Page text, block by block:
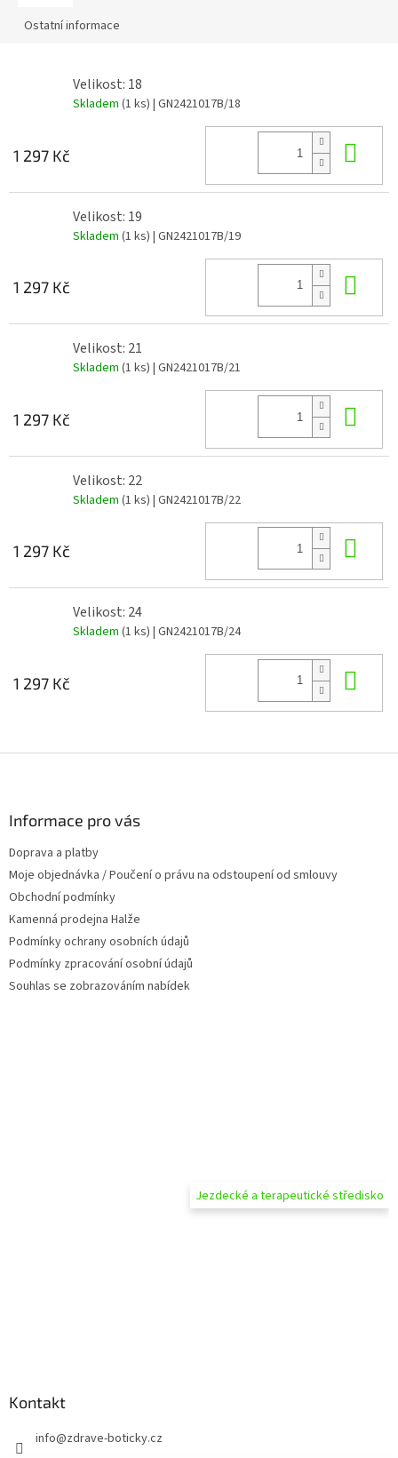
Ostatní informace
Velikost: 18
Skladem (1 ks) | GN2421017B/18
1 297 Kč
Velikost: 19
Skladem (1 ks) | GN2421017B/19
1 297 Kč
Velikost: 21
Skladem (1 ks) | GN2421017B/21
1 297 Kč
Velikost: 22
Skladem (1 ks) | GN2421017B/22
1 297 Kč
Velikost: 24
Skladem (1 ks) | GN2421017B/24
1 297 Kč
Informace pro vás
Doprava a platby
Moje objednávka / Poučení o právu na odstoupení od smlouvy
Obchodní podmínky
Kamenná prodejna Halže
Podmínky ochrany osobních údajů
Podmínky zpracování osobní údajů
Souhlas se zobrazováním nabídek
Jezdecké a terapeutické středisko
Kontakt
info@zdrave-boticky.cz